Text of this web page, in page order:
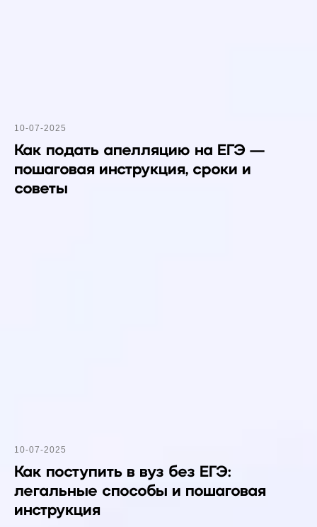
10-07-2025
Как подать апелляцию на ЕГЭ —
пошаговая инструкция, сроки и
советы
10-07-2025
Как поступить в вуз без ЕГЭ:
легальные способы и пошаговая
инструкция